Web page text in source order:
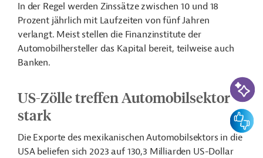
In der Regel werden Zinssätze zwischen 10 und 18
Prozent jährlich mit Laufzeiten von fünf Jahren
verlangt. Meist stellen die Finanzinstitute der
Automobilhersteller das Kapital bereit, teilweise auch
Banken.
US-Zölle treffen Automobilsektor
stark
Die Exporte des mexikanischen Automobilsektors in die
USA beliefen sich 2023 auf 130,3 Milliarden US-Dollar
KI-